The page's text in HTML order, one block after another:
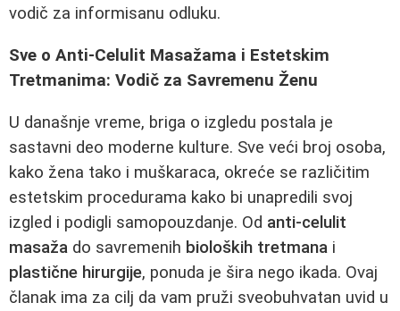
vodič za informisanu odluku.
Sve o Anti-Celulit Masažama i Estetskim
Tretmanima: Vodič za Savremenu Ženu
U današnje vreme, briga o izgledu postala je
sastavni deo moderne kulture. Sve veći broj osoba,
kako žena tako i muškaraca, okreće se različitim
estetskim procedurama kako bi unapredili svoj
izgled i podigli samopouzdanje. Od anti-celulit
masaža do savremenih bioloških tretmana i
plastične hirurgije, ponuda je šira nego ikada. Ovaj
članak ima za cilj da vam pruži sveobuhvatan uvid u